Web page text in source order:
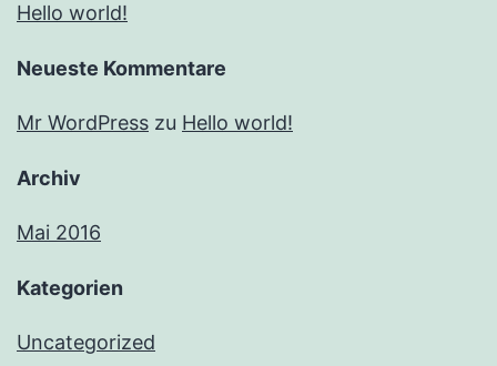
Hello world!
Neueste Kommentare
Mr WordPress zu Hello world!
Archiv
Mai 2016
Kategorien
Uncategorized